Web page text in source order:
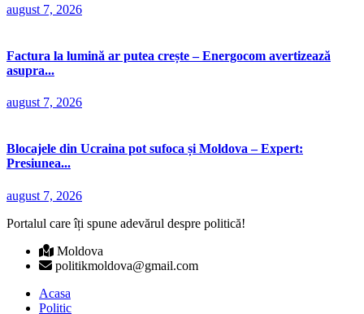
august 7, 2026
Factura la lumină ar putea crește – Energocom avertizează
asupra...
august 7, 2026
Blocajele din Ucraina pot sufoca și Moldova – Expert:
Presiunea...
august 7, 2026
Portalul care îți spune adevărul despre politică!
Moldova
politikmoldova@gmail.com
Acasa
Politic